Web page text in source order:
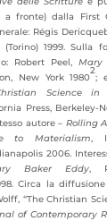
a fronte) dalla First
Régis
(Torino) 1999. Sulla
Robert Peel,Mary
New York 1980
2
;
Science in
Press, Berkeley-
autore – Rolling
to Materialism,
2006.
Baker Eddy,
Circa la
“The Christian
of Contemporary